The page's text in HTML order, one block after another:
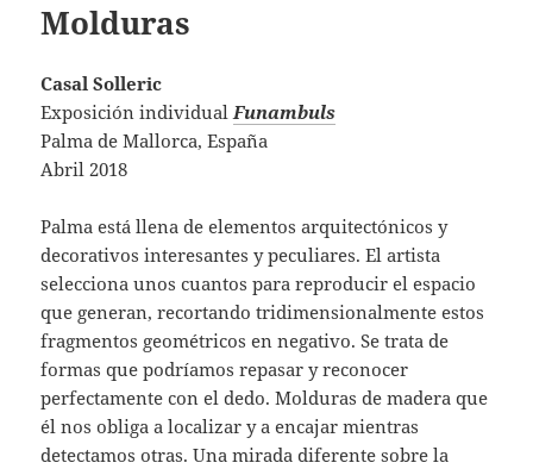
Molduras
Casal Solleric
Exposición individualFunambuls
Palma de Mallorca, España
Abril 2018
Palma está llena de elementos arquitectónicos y
decorativos interesantes y peculiares. El artista
selecciona unos cuantos para reproducir el espacio
que generan, recortando tridimensionalmente estos
fragmentos geométricos en negativo. Se trata de
formas que podríamos repasar y reconocer
perfectamente con el dedo. Molduras de madera que
él nos obliga a localizar y a encajar mientras
detectamos otras. Una mirada diferente sobre la